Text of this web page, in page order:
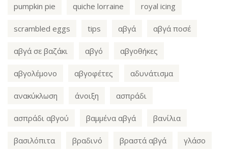
pumpkin pie quiche lorraine royal icing
scrambled eggs tips αβγά αβγά ποσέ
αβγά σε βαζάκι αβγό αβγοθήκες
αβγολέμονο αβγοφέτες αδυνάτισμα
ανακύκλωση άνοιξη ασπράδι
ασπράδι αβγού βαμμένα αβγά βανίλια
βασιλόπιτα βραδινό βραστά αβγά γλάσο